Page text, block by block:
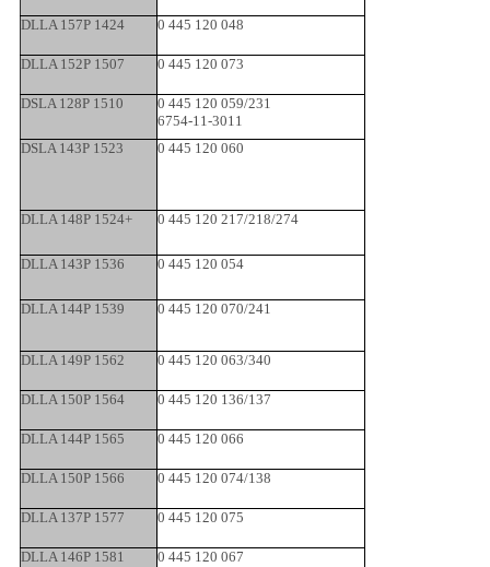
DLLA 157P 1424 0 445 120 048
DLLA 152P 1507 0 445 120 073
DSLA 128P 1510
0 445 120 059/231
6754-11-3011
DSLA 143P 1523
0 445 120 060
DLLA 148P 1524+ 0 445 120 217/218/274
DLLA 143P 1536 0 445 120 054
DLLA 144P 1539 0 445 120 070/241
DLLA 149P 1562 0 445 120 063/340
DLLA 150P 1564 0 445 120 136/137
DLLA 144P 1565 0 445 120 066
DLLA 150P 1566 0 445 120 074/138
DLLA 137P 1577 0 445 120 075
DLLA 146P 1581 0 445 120 067